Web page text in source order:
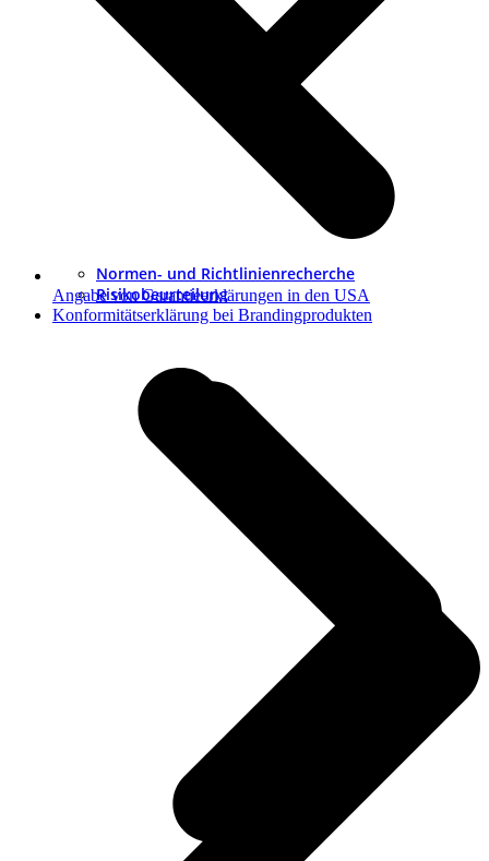
Normen- und Richtlinienrecherche
Risikobeurteilung
Angabe von Garantieerklärungen in den USA
Nächster
Konformitätserklärung bei Brandingprodukten